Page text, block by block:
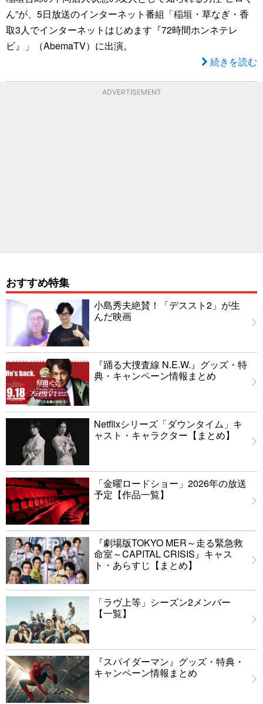
ん”が、5日放送のインターネット番組「稲垣・草なぎ・香
取3人でインターネットはじめます『72時間ホンネテレ
ビ』」（AbemaTV）に出演。
続きを読む
ADVERTISEMENT
おすすめ特集
小島秀夫絶賛！「デススト2」が生
んだ映画
『踊る大捜査線 N.E.W.』グッズ・特
典・キャンペーン情報まとめ
Netflixシリーズ「ダウンタイム」キ
ャスト・キャラクター【まとめ】
「金曜ロードショー」2026年の放送
予定【作品一覧】
『劇場版TOKYO MER～走る緊急救
命室～CAPITAL CRISIS』キャス
ト・あらすじ【まとめ】
「ラヴ上等」シーズン2メンバー
【一覧】
『スパイダーマン』グッズ・特典・
キャンペーン情報まとめ